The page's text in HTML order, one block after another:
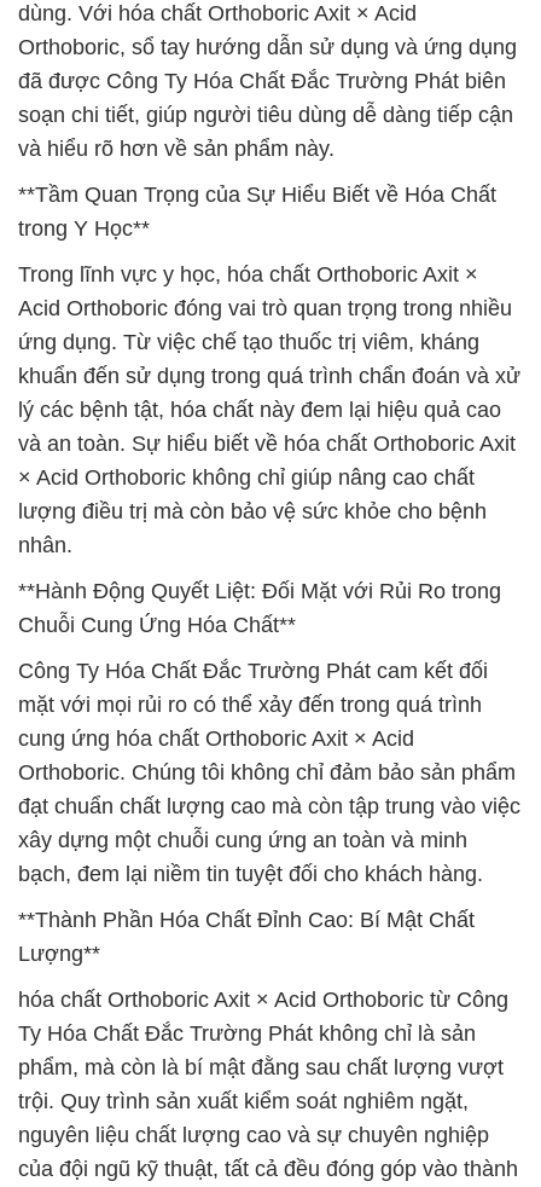
dùng. Với hóa chất Orthoboric Axit × Acid
Orthoboric, sổ tay hướng dẫn sử dụng và ứng dụng
đã được Công Ty Hóa Chất Đắc Trường Phát biên
soạn chi tiết, giúp người tiêu dùng dễ dàng tiếp cận
và hiểu rõ hơn về sản phẩm này.
**Tầm Quan Trọng của Sự Hiểu Biết về Hóa Chất
trong Y Học**
Trong lĩnh vực y học, hóa chất Orthoboric Axit ×
Acid Orthoboric đóng vai trò quan trọng trong nhiều
ứng dụng. Từ việc chế tạo thuốc trị viêm, kháng
khuẩn đến sử dụng trong quá trình chẩn đoán và xử
lý các bệnh tật, hóa chất này đem lại hiệu quả cao
và an toàn. Sự hiểu biết về hóa chất Orthoboric Axit
× Acid Orthoboric không chỉ giúp nâng cao chất
lượng điều trị mà còn bảo vệ sức khỏe cho bệnh
nhân.
**Hành Động Quyết Liệt: Đối Mặt với Rủi Ro trong
Chuỗi Cung Ứng Hóa Chất**
Công Ty Hóa Chất Đắc Trường Phát cam kết đối
mặt với mọi rủi ro có thể xảy đến trong quá trình
cung ứng hóa chất Orthoboric Axit × Acid
Orthoboric. Chúng tôi không chỉ đảm bảo sản phẩm
đạt chuẩn chất lượng cao mà còn tập trung vào việc
xây dựng một chuỗi cung ứng an toàn và minh
bạch, đem lại niềm tin tuyệt đối cho khách hàng.
**Thành Phần Hóa Chất Đỉnh Cao: Bí Mật Chất
Lượng**
hóa chất Orthoboric Axit × Acid Orthoboric từ Công
Ty Hóa Chất Đắc Trường Phát không chỉ là sản
phẩm, mà còn là bí mật đằng sau chất lượng vượt
trội. Quy trình sản xuất kiểm soát nghiêm ngặt,
nguyên liệu chất lượng cao và sự chuyên nghiệp
của đội ngũ kỹ thuật, tất cả đều đóng góp vào thành